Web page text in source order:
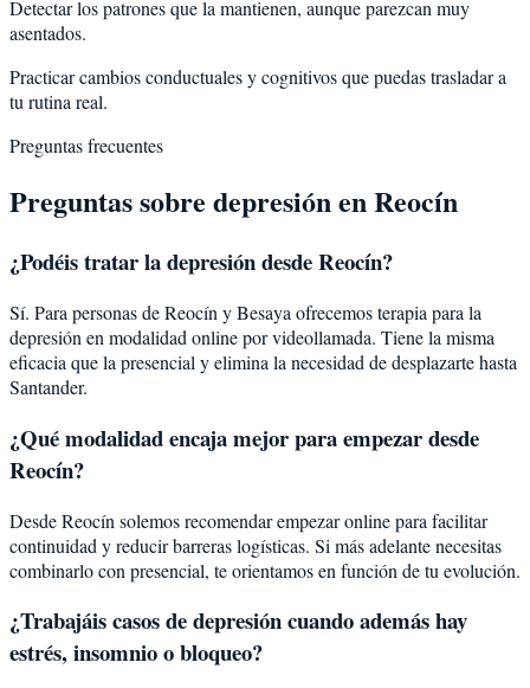
Detectar los patrones que la mantienen, aunque parezcan muy
asentados.
Practicar cambios conductuales y cognitivos que puedas trasladar a
tu rutina real.
Preguntas frecuentes
Preguntas sobre depresiónenReocín
¿Podéis tratar ladepresióndesdeReocín?
Sí. Para personas de Reocín y Besaya ofrecemos terapia para la
depresión en modalidad online por videollamada. Tiene la misma
eficacia que la presencial y elimina la necesidad de desplazarte hasta
Santander.
¿Qué modalidad encaja mejor para empezar desde
Reocín?
Desde Reocín solemos recomendar empezar online para facilitar
continuidad y reducir barreras logísticas. Si más adelante necesitas
combinarlo con presencial, te orientamos en función de tu evolución.
¿Trabajáis casos de depresión cuando además hay
estrés, insomnio o bloqueo?